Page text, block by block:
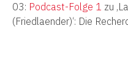
03: Podcast-Folge 1 zu
(Friedlaender)‘: Die